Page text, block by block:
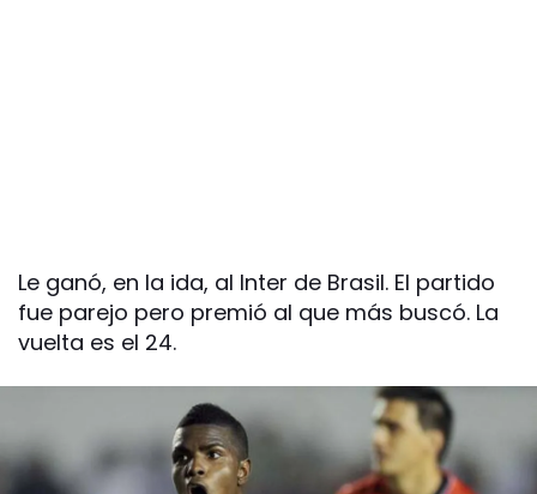
Le ganó, en la ida, al Inter de Brasil. El partido
fue parejo pero premió al que más buscó. La
vuelta es el 24.